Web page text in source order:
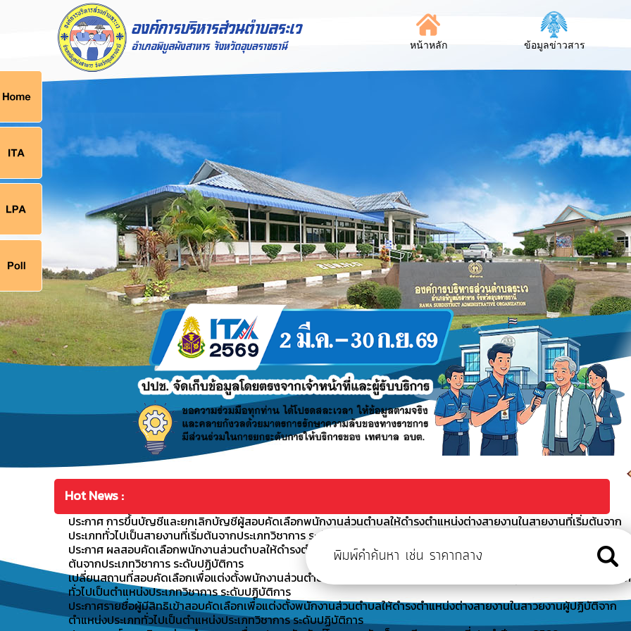
หน้าหลัก ข้อมูลข่าวสาร
Hot News :
ประกาศ การขึ้นบัญชีและยกเลิกบัญชีผู้สอบคัดเลือกพนักงานส่วนตำบลให้ดำรงตำแหน่งต่างสายงานในสายงานที่เริ่มต้นจาก
ประเภททั่วไปเป็นสายงานที่เริ่มต้นจากประเภทวิชาการ ระดับปฏิบัติการ
ประกาศ ผลสอบคัดเลือกพนักงานส่วนตำบลให้ดำรงตำแหน่งต่างสายงานในสายงานที่เริ่มต้นจากประเภททั่วไปเป็นสายงานที่เริ่
ต้นจากประเภทวิชาการ ระดับปฏิบัติการ
เปลี่ยนสถานที่สอบคัดเลือกเพื่อแต่งตั้งพนักงานส่วนตำบลให้ดำรงตำแหน่งต่างสายงานในสาวยงานผู้ปฏิบัติจากตำแหน่งประเ
ทั่วไปเป็นตำแหน่งประเภทวิชาการ ระดับปฏิบัติการ
ประกาศรายชื่อผู้มีสิทธิเข้าสอบคัดเลือกเพื่อแต่งตั้งพนักงานส่วนตำบลให้ดำรงตำแหน่งต่างสายงานในสาวยงานผู้ปฏิบัติจาก
ตำแหน่งประเภททั่วไปเป็นตำแหน่งประเภทวิชาการ ระดับปฏิบัติการ